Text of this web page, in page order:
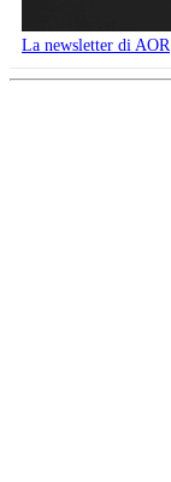
La newsletter di AOR